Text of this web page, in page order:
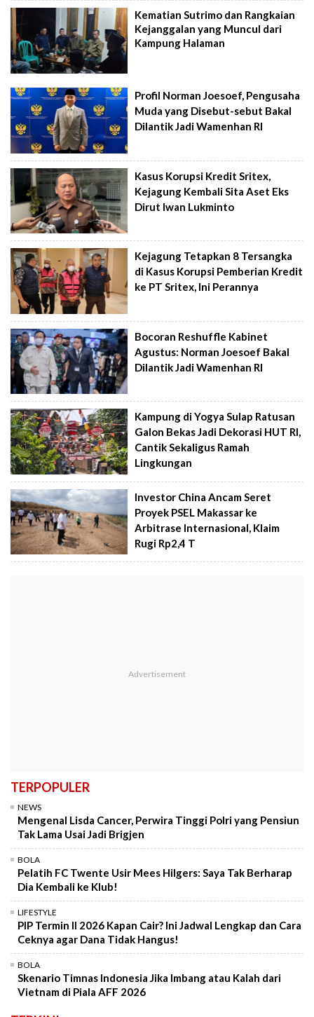
Kematian Sutrimo dan Rangkaian
Kejanggalan yang Muncul dari
Kampung Halaman
Profil Norman Joesoef, Pengusaha
Muda yang Disebut-sebut Bakal
Dilantik Jadi Wamenhan RI
Kasus Korupsi Kredit Sritex,
Kejagung Kembali Sita Aset Eks
Dirut Iwan Lukminto
Kejagung Tetapkan 8 Tersangka
di Kasus Korupsi Pemberian Kredit
ke PT Sritex, Ini Perannya
Bocoran Reshuffle Kabinet
Agustus: Norman Joesoef Bakal
Dilantik Jadi Wamenhan RI
Kampung di Yogya Sulap Ratusan
Galon Bekas Jadi Dekorasi HUT RI,
Cantik Sekaligus Ramah
Lingkungan
Investor China Ancam Seret
Proyek PSEL Makassar ke
Arbitrase Internasional, Klaim
Rugi Rp2,4 T
TERPOPULER
NEWS
Mengenal Lisda Cancer, Perwira Tinggi Polri yang Pensiun
Tak Lama Usai Jadi Brigjen
BOLA
Pelatih FC Twente Usir Mees Hilgers: Saya Tak Berharap
Dia Kembali ke Klub!
LIFESTYLE
PIP Termin II 2026 Kapan Cair? Ini Jadwal Lengkap dan Cara
Ceknya agar Dana Tidak Hangus!
BOLA
Skenario Timnas Indonesia Jika Imbang atau Kalah dari
Vietnam di Piala AFF 2026